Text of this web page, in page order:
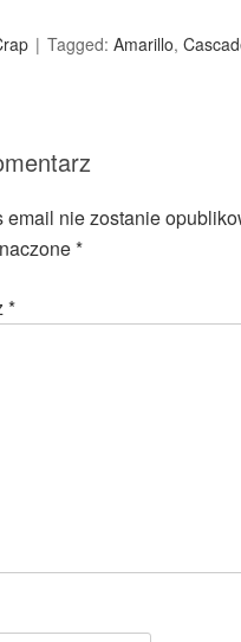
Tagged:Amarillo,
email nie zostanie
*
*